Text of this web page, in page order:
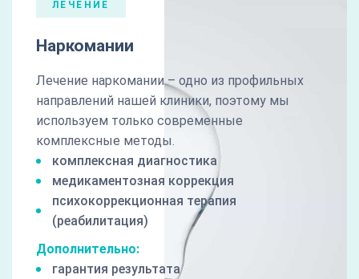
ЛЕЧЕНИЕ
Наркомании
Лечение наркомании – одно из профильных
направлений нашей клиники, поэтому мы
используем только современные
комплексные методы.
комплексная диагностика
медикаментозная коррекция
психокоррекционная терапия
(реабилитация)
Дополнительно:
гарантия результата